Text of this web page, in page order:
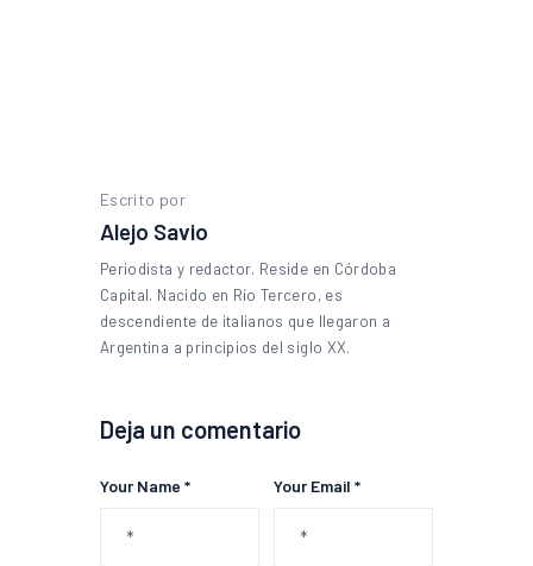
Escrito por
Alejo Savio
Periodista y redactor. Reside en Córdoba
Capital. Nacido en Río Tercero, es
descendiente de italianos que llegaron a
Argentina a principios del siglo XX.
Deja un comentario
Your Name * Your Email *